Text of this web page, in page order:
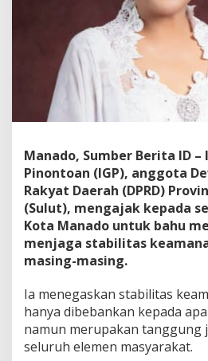
k
a
t
J
a
g
t
i
b
m
a
s
Manado, Sumber Berita ID –
Pinontoan (IGP), anggota
Rakyat Daerah (DPRD)
(Sulut), mengajak kepada
Kota Manado untuk bahu
menjaga stabilitas
masing-masing.
Ia menegaskan stabilitas
hanya dibebankan kepada
namun merupakan tanggung
seluruh elemen masyarakat.